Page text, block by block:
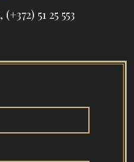
51 25 553